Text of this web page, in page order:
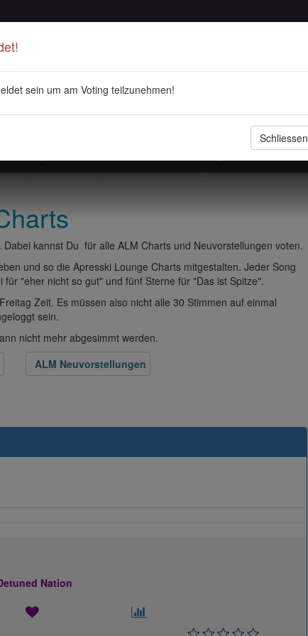
kannst Du für alle ALM Charts und Neuvorstellungen voten.
und so die Apresski Lounge Charts mitgestalten. Jeder Song
"eher nicht so gut" und fünf Sterne für "Das ist Spitze".
Zeit. Es müssen also nicht alle 30 Stimmen auf einmal
sein.
nicht mehr abgesimmt werden.
ALM Neuvorstellungen
sein um am Voting teilzunehmen!
Schliessen
Nation